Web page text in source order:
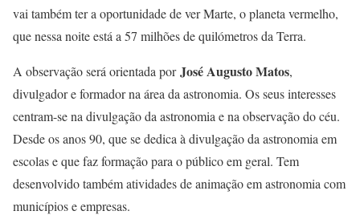
vai também ter a oportunidade de ver Marte, o planeta vermelho,
que nessa noite está a 57 milhões de quilómetros da Terra.
A observação será orientada porJosé Augusto Matos,
divulgador e formador na área da astronomia. Os seus interesses
centram-se na divulgação da astronomia e na observação do céu.
Desde os anos 90, que se dedica à divulgação da astronomia em
escolas e que faz formação para o público em geral. Tem
desenvolvido também atividades de animação em astronomia com
municípios e empresas.